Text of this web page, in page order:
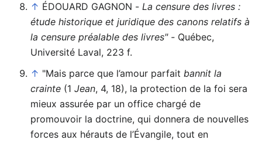
↑ ÉDOUARD GAGNON - La censure des livres :
étude historique et juridique des canons relatifs à
la censure préalable des livres" - Québec,
Université Laval, 223 f.
↑ "Mais parce que l’amour parfait bannit la
crainte (1 Jean, 4, 18), la protection de la foi sera
mieux assurée par un office chargé de
promouvoir la doctrine, qui donnera de nouvelles
forces aux hérauts de l’Évangile, tout en